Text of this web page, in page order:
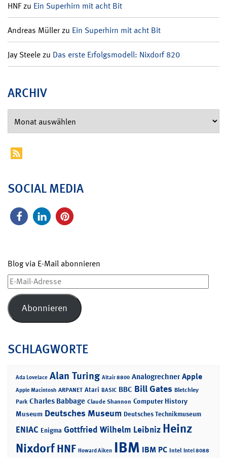
HNFzu Ein Superhirn mit acht Bit
Andreas Müllerzu Ein Superhirn mit acht Bit
Jay Steelezu Das erste Erfolgsmodell: Nixdorf 820
ARCHIV
SOCIAL MEDIA
Blog via E-Mail abonnieren
E-
Mail-
Adresse
Abonnieren
SCHLAGWORTE
Ada Lovelace Alan Turing Altair 8800 Analogrechner Apple
Apple Macintosh ARPANET Atari BASIC BBC Bill Gates Bletchley
Park Charles Babbage Claude Shannon Computer History
Museum Deutsches Museum Deutsches Technikmuseum
ENIAC Enigma Gottfried Wilhelm Leibniz Heinz
NixdorfHNF Howard Aiken IBM IBM PC Intel Intel 8088